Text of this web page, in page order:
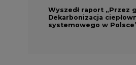
Wyszedł raport „Przez
Dekarbonizacja
systemowego w